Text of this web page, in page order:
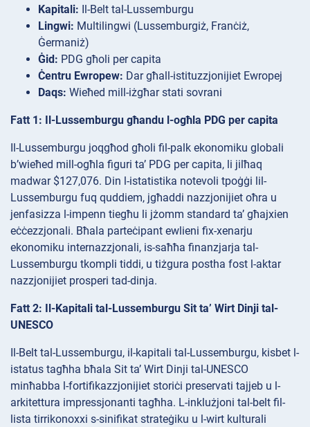
Kapitali: Il-Belt tal-Lussemburgu
Lingwi: Multilingwi (Lussemburgiż, Franċiż,
Ġermaniż)
Ġid: PDG għoli per capita
Ċentru Ewropew: Dar għall-istituzzjonijiet Ewropej
Daqs: Wieħed mill-iżgħar stati sovrani
Fatt 1: Il-Lussemburgu għandu l-ogħla PDG per capita
Il-Lussemburgu joqgħod għoli fil-palk ekonomiku globali
b’wieħed mill-ogħla figuri ta’ PDG per capita, li jilħaq
madwar $127,076. Din l-istatistika notevoli tpoġġi lil-
Lussemburgu fuq quddiem, jgħaddi nazzjonijiet oħra u
jenfasizza l-impenn tiegħu li jżomm standard ta’ għajxien
eċċezzjonali. Bħala parteċipant ewlieni fix-xenarju
ekonomiku internazzjonali, is-saħħa finanzjarja tal-
Lussemburgu tkompli tiddi, u tiżgura postha fost l-aktar
nazzjonijiet prosperi tad-dinja.
Fatt 2: Il-Kapitali tal-Lussemburgu Sit ta’ Wirt Dinji tal-
UNESCO
Il-Belt tal-Lussemburgu, il-kapitali tal-Lussemburgu, kisbet l-
istatus tagħha bħala Sit ta’ Wirt Dinji tal-UNESCO
minħabba l-fortifikazzjonijiet storiċi preservati tajjeb u l-
arkitettura impressjonanti tagħha. L-inklużjoni tal-belt fil-
lista tirrikonoxxi s-sinifikat strateġiku u l-wirt kulturali